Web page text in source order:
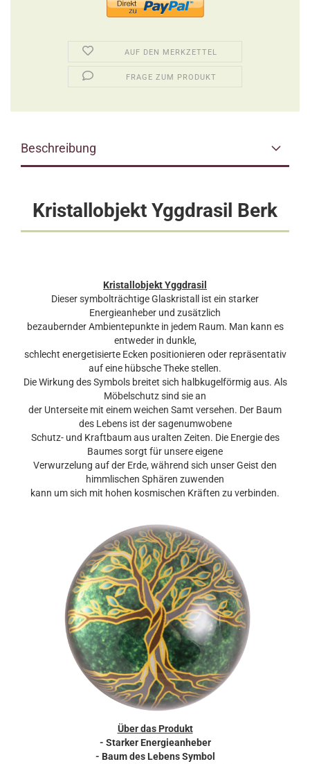
AUF DEN MERKZETTEL
FRAGE ZUM PRODUKT
Beschreibung
Kristallobjekt Yggdrasil Berk
Kristallobjekt Yggdrasil
Dieser symbolträchtige Glaskristall ist ein starker
Energieanheber und zusätzlich
bezaubernder Ambientepunkte in jedem Raum. Man kann es
entweder in dunkle,
schlecht energetisierte Ecken positionieren oder repräsentativ
auf eine hübsche Theke stellen.
Die Wirkung des Symbols breitet sich halbkugelförmig aus. Als
Möbelschutz sind sie an
der Unterseite mit einem weichen Samt versehen. Der Baum
des Lebens ist der sagenumwobene
Schutz- und Kraftbaum aus uralten Zeiten. Die Energie des
Baumes sorgt für unsere eigene
Verwurzelung auf der Erde, während sich unser Geist den
himmlischen Sphären zuwenden
kann um sich mit hohen kosmischen Kräften zu verbinden.
Über das Produkt
- Starker Energieanheber
- Baum des Lebens Symbol